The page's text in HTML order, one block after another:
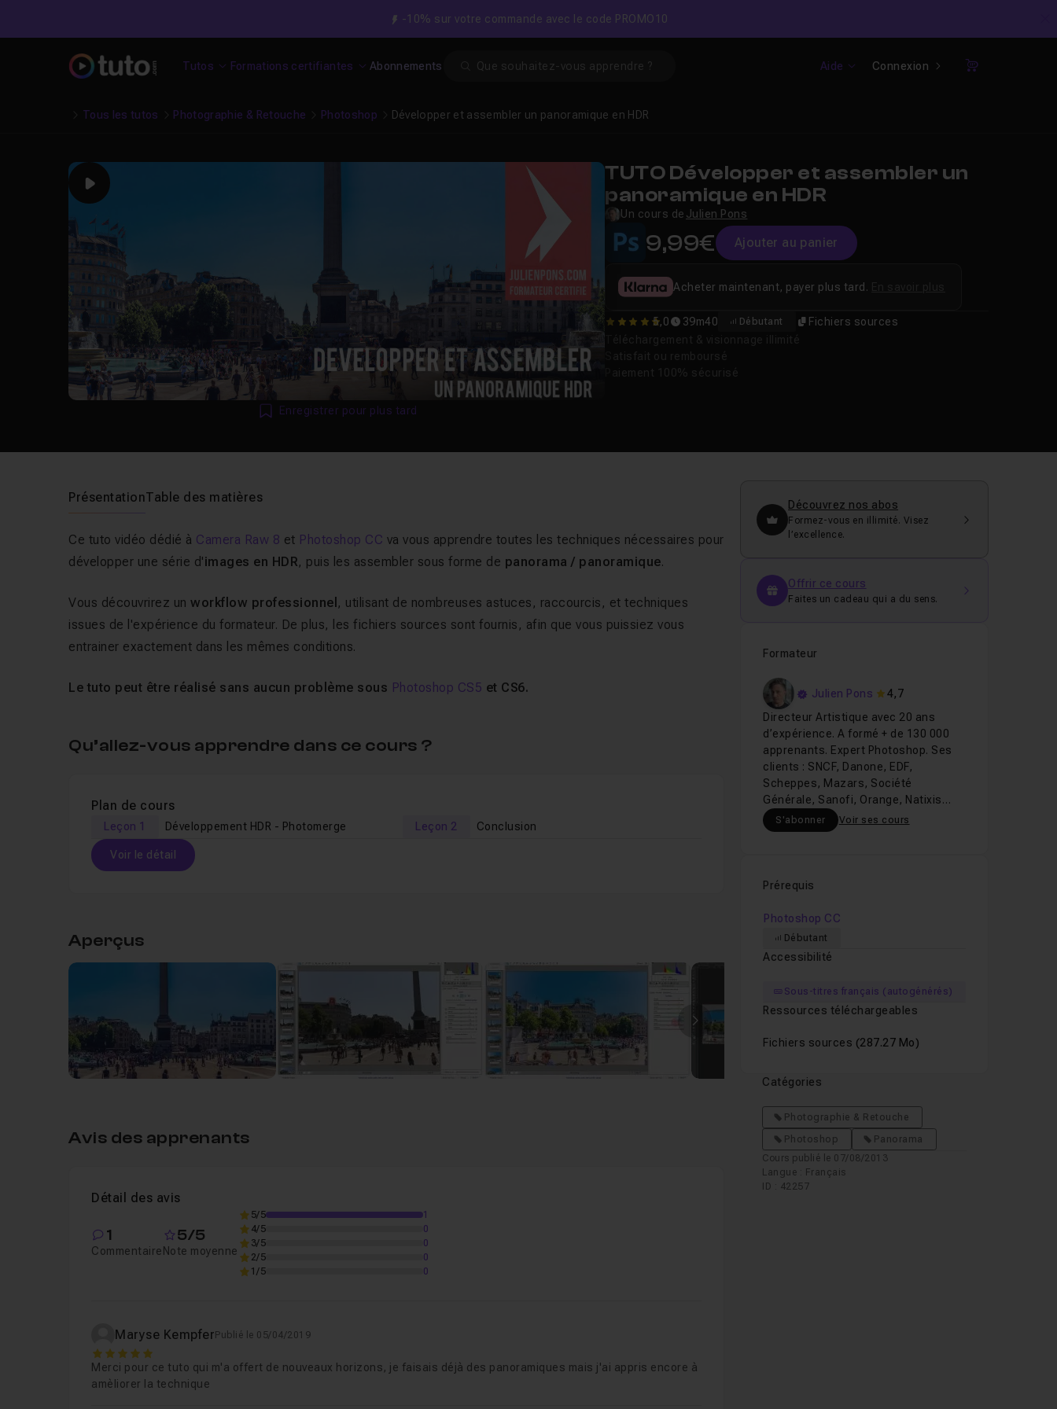
-10% sur votre commande avec le code PROMO10
Tutos Formations certifiantes Abonnements Aide Connexion
Panier
Tous les tutos Photographie & Retouche Photoshop Développer et assembler un panoramique en HDR
Play
Enregistrer pour plus tard
TUTO Développer et assembler un
panoramique en HDR
Un cours de Julien Pons
9,99€ Ajouter au panier
5 5,0 39m40 Débutant Fichiers sources
Acheter maintenant, payer plus tard.
PrésentationTable des matières
Ce tuto vidéo dédié à Camera Raw 8 et Photoshop CC va vous apprendre toutes les techniques nécessaires pour
développer une série d'images en HDR, puis les assembler sous forme de panorama / panoramique.
Vous découvrirez unworkflow professionnel , utilisant de nombreuses astuces, raccourcis, et techniques
issues de l'expérience du formateur. De plus, les fichiers sources sont fournis, afin que vous puissiez vous
entrainer exactement dans les mêmes conditions.
Le tuto peut être réalisé sans aucun problème sous Photoshop CS5 et CS6.
Qu’allez-vous apprendre dans ce cours ?
Plan de cours
Leçon 1 Développement HDR - Photomerge Leçon 2 Conclusion
Voir le détail
02m16
Aperçus
Images suivantes
Avis des apprenants
Détail des avis
1
Commentaire
5/5
Note moyenne
5/5
1
4/5
0
3/5
0
2/5
0
1/5
0
Maryse Kempfer Publié le 05/04/2019
5
Merci pour ce tuto qui m'a offert de nouveaux horizons, je faisais déjà des panoramiques mais j'ai appris encore à
amèliorer la technique
Découvrez nos abos
Formez-vous en illimité. Visez
l’excellence.
Offrir ce cours
Faites un cadeau qui a du sens.
Formateur
Julien Pons
4,7
Directeur Artistique avec 20 ans
d’expérience. A formé + de 130 000
apprenants. Expert Photoshop. Ses
clients : SNCF, Danone, EDF,
Scheppes, Mazars, Société
Générale, Sanofi, Orange, Natixis…
S'abonner Voir ses cours
Prérequis
Photoshop CC
Débutant
Accessibilité
Sous-titres français (autogénérés)
Ressources téléchargeables
Fichiers sources (287.27 Mo)
Catégories
Photographie & Retouche
Photoshop
Panorama
Cours publié le 07/08/2013
Langue : Français
ID : 42257